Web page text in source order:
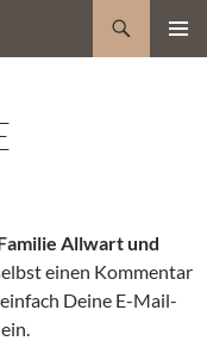
Allwart und
einen Kommentar
Deine E-Mail-